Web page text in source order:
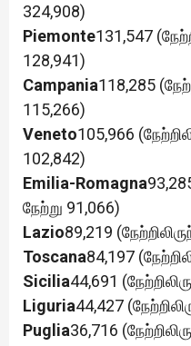
324,908)
Piemonte131,547
128,941)
Campania118,285
115,266)
Veneto105,966
102,842)
Emilia-Romagna
நேற்று 91,066)
Lazio89,219
Toscana84,197
Sicilia44,691
Liguria44,427
Puglia36,716